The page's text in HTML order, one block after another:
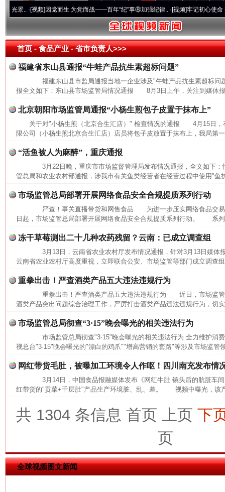
·[视频]因党而生 为党而战——百年“纪”事⑧加强纪律..·[视频]牢记初心使命 奋进复
首页- 食品产业 -省市负责人>>>
福建省东山县通报“牛蛙产品抗生素超标问题”
福建东山县市监局通报当地一企业涉及"牛蛙产品抗生素超标问
报全文如下：东山县市场监管局情况通报 8月3日上午，关注到媒体
北京朝阳市场监管局通报“小杨生煎包子皮置于抹布上”
关于对"小杨生煎（北京合生汇店）" 检查情况的通报 4月15日，
限公司（小杨生煎北京合生汇店）店员将包子皮放置于抹布上，我局第
“活鱼被人为麻醉”，重庆通报
3月22日晚，重庆市市场监督管理局发布情况通报，全文如下
管总局和农业农村部通报，涉我市有关鱼类经营者在经营过程中使用"鱼
市场监管总局部署开展网络食品安全合规提质系列行动
严查！事关直播带货和网售食品 为进一步压实网络食品交易
日起，市场监管总局部署开展网络食品安全合规提质系列行动。 系
冻干草莓测出二十几种农药残留？云南：已成立调查组
3月13日，云南省农业农村厅发布情况通报，针对3月13日媒体
云南省农业农村厅高度重视，立即联合公安、市场监管等部门成立调查
重拳出击！严查酒类产品五大违法违规行为
重拳出击！严查酒类产品五大违法违规行为 近日，市场监管
酒类产品突出问题综合治理工作，严厉打击酒类产品违法违规行为，切
市场监管总局彻查“3·15”晚会曝光的相关违法行为
市场监管总局彻查"3·15"晚会曝光的相关违法行为 全力维护
视总台"3·15"晚会曝光的"漂白的鸡爪""增高营销的套路"等涉及市场监管
网红带货毛肚，被曝加工环境令人作呕！四川南充发布情
3月14日，中国食品报融媒体发布《网红牛肚 镜头后的肮脏车间
红带货的"贡菜+千层肚"产品生产环境脏、乱、差。 视频中曝光，该
共 1304 条信息 首页 上页 下
页
全球视频图文新闻
这是一记警钟！ 谢